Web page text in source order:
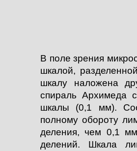
В поле зрения
шкалой,
шкалу наложена
спираль Архимеда
шкалы (0,1 мм).
полному обороту
деления, чем 0,1
делений. Шкала